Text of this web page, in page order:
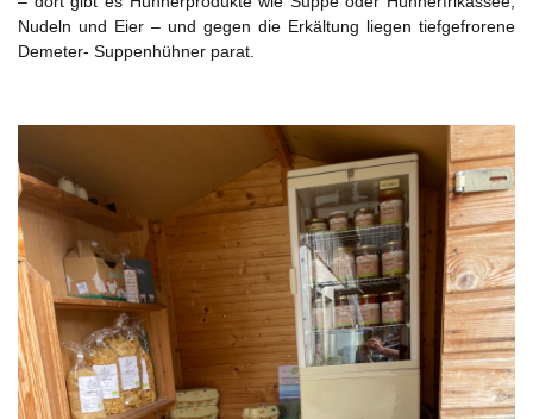
Nudeln und Eier – und gegen die Erkältung liegen tiefgefrorene
Demeter- Suppenhühner parat.